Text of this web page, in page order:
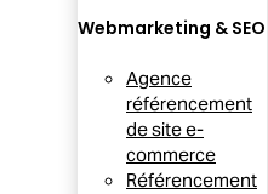
Webmarketing & SEO
Agence
référencement
de site e-
commerce
Référencement